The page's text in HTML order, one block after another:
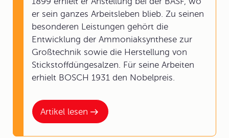
Artikel lesen
er sein ganzes Arbeitsleben blieb. Zu seinen
besonderen Leistungen gehört die
Entwicklung der Ammoniaksynthese zur
Großtechnik sowie die Herstellung von
Stickstoffdüngesalzen. Für seine Arbeiten
erhielt BOSCH 1931 den Nobelpreis.